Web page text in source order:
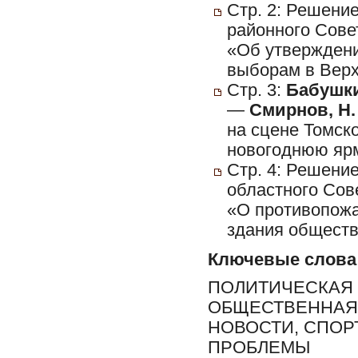
Стр. 2:
районного
«Об
выборам в
Стр. 3:
— Смирнов, Н.
на сцене
новогоднюю
Стр. 4:
областного
«О
здания
Ключевые слова
НОВОСТИ,
ПРОБЛЕМЫ